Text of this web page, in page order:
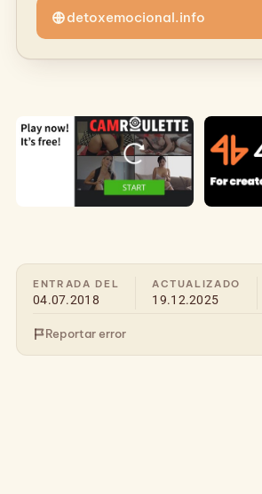
ENTRADA DEL
04.07.2018
ACTUALIZADO
19.12.2025
Reportar error
detoxemocional.info